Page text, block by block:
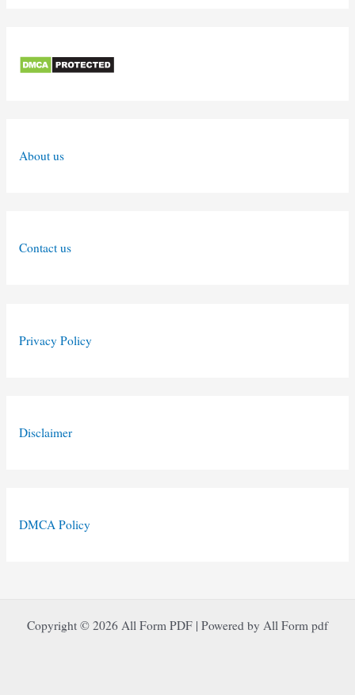
About us
Contact us
Privacy Policy
Disclaimer
DMCA Policy
Copyright © 2026 All Form PDF | Powered by All Form pdf